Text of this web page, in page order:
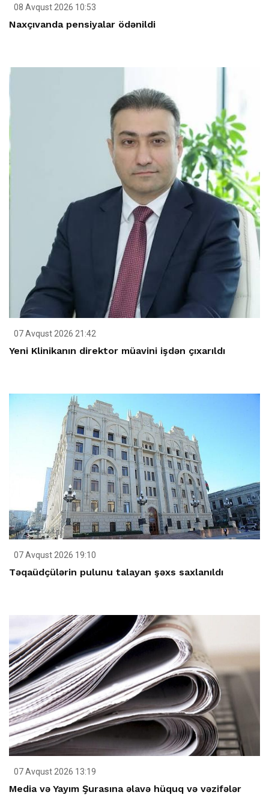
08 Avqust 2026 10:53
Naxçıvanda pensiyalar ödənildi
07 Avqust 2026 21:42
Yeni Klinikanın direktor müavini işdən çıxarıldı
07 Avqust 2026 19:10
Təqaüdçülərin pulunu talayan şəxs saxlanıldı
07 Avqust 2026 13:19
Media və Yayım Şurasına əlavə hüquq və vəzifələr